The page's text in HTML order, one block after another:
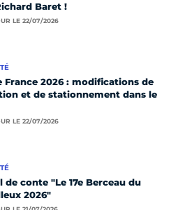
Baret !
LE 22/07/2026
France 2026 : modifications de
et de stationnement dans le
LE 22/07/2026
de conte "Le 17e Berceau du
2026"